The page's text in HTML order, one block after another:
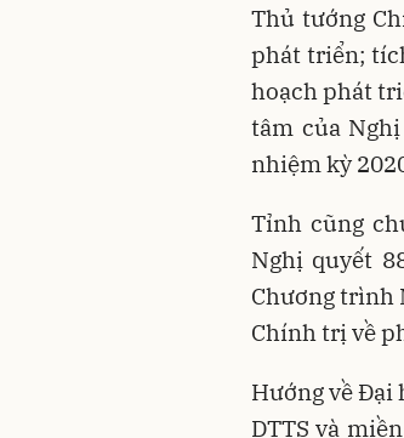
Thủ tướng
phát triển;
hoạch phát
tâm của
nhiệm kỳ
Tỉnh cũng
Nghị quyết
Chương trình
Chính trị về
Hướng về Đại
DTTS và